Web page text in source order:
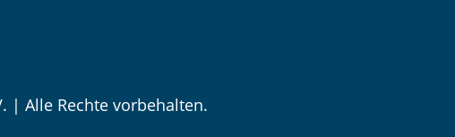
| Alle Rechte vorbehalten.